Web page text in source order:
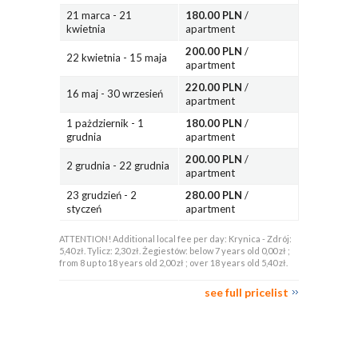
21 marca - 21
kwietnia
180.00 PLN /
apartment
22 kwietnia - 15 maja 200.00 PLN /
apartment
16 maj - 30 wrzesień 220.00 PLN /
apartment
1 pażdziernik - 1
grudnia
180.00 PLN /
apartment
2 grudnia - 22 grudnia 200.00 PLN /
apartment
23 grudzień - 2
styczeń
280.00 PLN /
apartment
ATTENTION! Additional local fee per day: Krynica - Zdrój:
5,40 zł. Tylicz: 2,30 zł. Żegiestów: below 7 years old 0,00 zł ;
from 8 up to 18 years old 2,00 zł ; over 18 years old 5,40 zł.
see full pricelist